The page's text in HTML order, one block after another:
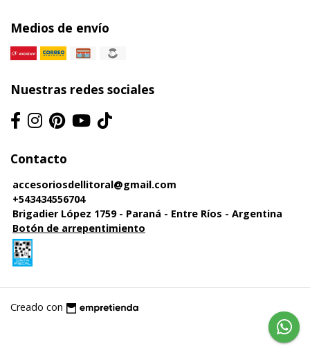
Medios de envío
Nuestras redes sociales
Contacto
accesoriosdellitoral@gmail.com
+543434556704
Brigadier López 1759 - Paraná - Entre Ríos - Argentina
Botón de arrepentimiento
Creado con